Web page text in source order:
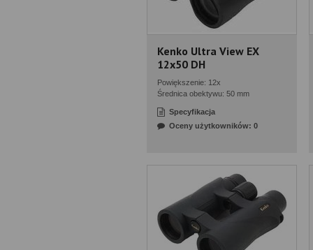
Kenko Ultra View EX
12x50 DH
Powiększenie: 12x
Średnica obektywu: 50 mm
Specyfikacja
Oceny użytkowników: 0